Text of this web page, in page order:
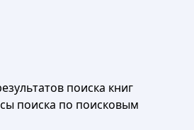
поиска книг
поиска по поисковым